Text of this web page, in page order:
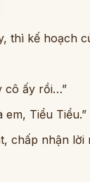
thì kế hoạch
cô ấy rồi…”
Tiểu Tiểu.”
chấp nhận lời